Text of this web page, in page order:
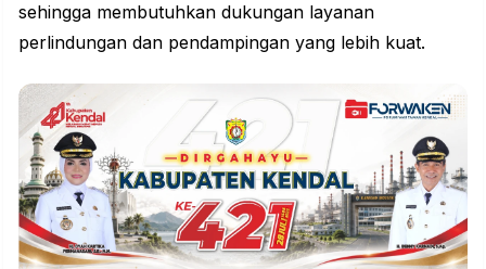
sehingga membutuhkan dukungan layanan
perlindungan dan pendampingan yang lebih kuat.